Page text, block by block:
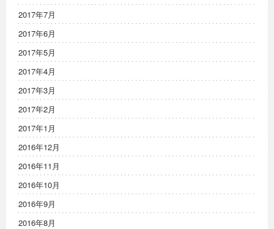
2017年7月
2017年6月
2017年5月
2017年4月
2017年3月
2017年2月
2017年1月
2016年12月
2016年11月
2016年10月
2016年9月
2016年8月